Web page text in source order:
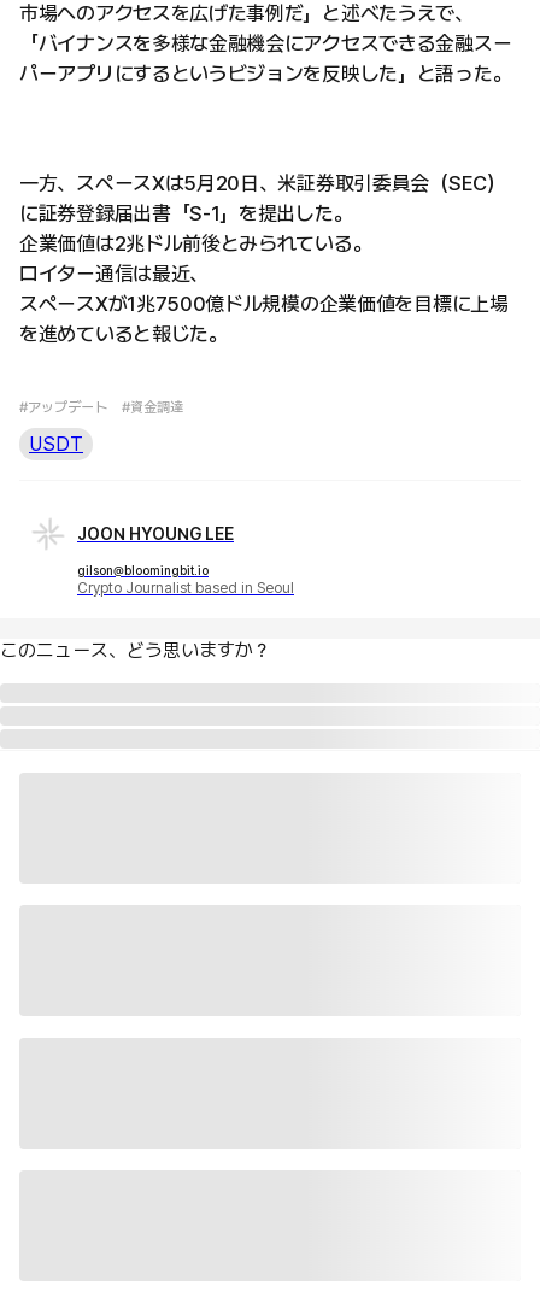
市場へのアクセスを広げた事例だ」と述べたうえで、
「バイナンスを多様な金融機会にアクセスできる金融スー
パーアプリにするというビジョンを反映した」と語った。
一方、スペースXは5月20日、米証券取引委員会（SEC）
に証券登録届出書「S-1」を提出した。
企業価値は2兆ドル前後とみられている。
ロイター通信は最近、
スペースXが1兆7500億ドル規模の企業価値を目標に上場
を進めていると報じた。
#アップデート #資金調達
USDT
JOON HYOUNG LEE
gilson@bloomingbit.io
Crypto Journalist based in Seoul
このニュース、どう思いますか？